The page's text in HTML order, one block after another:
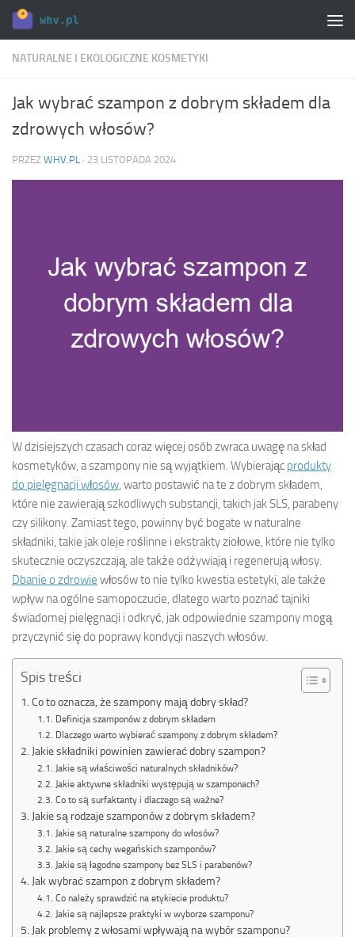
Skip to content
NATURALNE I EKOLOGICZNE KOSMETYKI
Jak wybrać szampon z dobrym składem dla
zdrowych włosów?
PRZEZ WHV.PL · 23 LISTOPADA 2024
W dzisiejszych czasach coraz więcej osób zwraca uwagę na skład
kosmetyków, a szampony nie są wyjątkiem. Wybierając produkty
do pielęgnacji włosów, warto postawić na te z dobrym składem,
które nie zawierają szkodliwych substancji, takich jak SLS, parabeny
czy silikony. Zamiast tego, powinny być bogate w naturalne
składniki, takie jak oleje roślinne i ekstrakty ziołowe, które nie tylko
skutecznie oczyszczają, ale także odżywiają i regenerują włosy.
Dbanie o zdrowie włosów to nie tylko kwestia estetyki, ale także
wpływ na ogólne samopoczucie, dlatego warto poznać tajniki
świadomej pielęgnacji i odkryć, jak odpowiednie szampony mogą
przyczynić się do poprawy kondycji naszych włosów.
Spis treści
Co to oznacza, że szampony mają dobry skład?
Definicja szamponów z dobrym składem
Dlaczego warto wybierać szampony z dobrym składem?
Jakie składniki powinien zawierać dobry szampon?
Jakie są właściwości naturalnych składników?
Jakie aktywne składniki występują w szamponach?
Co to są surfaktanty i dlaczego są ważne?
Jakie są rodzaje szamponów z dobrym składem?
Jakie są naturalne szampony do włosów?
Jakie są cechy wegańskich szamponów?
Jakie są łagodne szampony bez SLS i parabenów?
Jak wybrać szampon z dobrym składem?
Co należy sprawdzić na etykiecie produktu?
Jakie są najlepsze praktyki w wyborze szamponu?
Jak problemy z włosami wpływają na wybór szamponu?